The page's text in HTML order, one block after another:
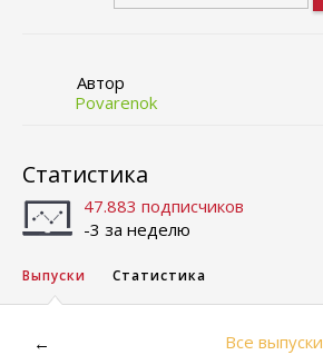
Автор
Povarenok
Статистика
47.883 подписчиков
-3 за неделю
Выпуски Статистика
← Все выпуски